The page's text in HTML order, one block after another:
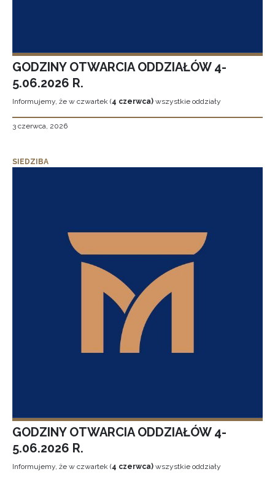
GODZINY OTWARCIA ODDZIAŁÓW 4-
5.06.2026 R.
Informujemy, że w czwartek (4 czerwca) wszystkie oddziały
3 czerwca, 2026
SIEDZIBA
GODZINY OTWARCIA ODDZIAŁÓW 4-
5.06.2026 R.
Informujemy, że w czwartek (4 czerwca) wszystkie oddziały